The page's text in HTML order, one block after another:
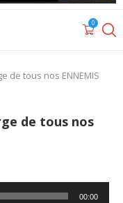
0
de tous nos ENNEMIS
de tous nos
00:00